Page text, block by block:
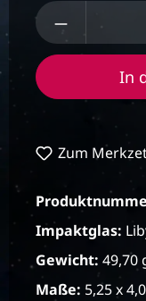
Produkt
In
Zum
Impaktglas:
Gewicht: 49,70
Maße: 5,25 x